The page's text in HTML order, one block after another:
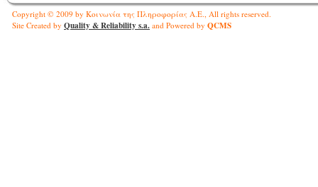
Copyright © 2009 by Κοινωνία της Πληροφορίας Α.Ε., All rights reserved.
Site Created by Quality & Reliability s.a. and Powered by QCMS